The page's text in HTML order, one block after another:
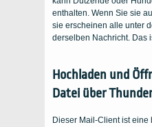
enthalten. Wenn Sie sie
sie erscheinen alle unter
derselben Nachricht. Das
Hochladen und
Datei über
Dieser Mail-Client ist eine